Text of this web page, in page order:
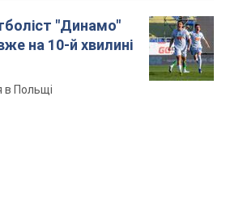
"Динамо"
на 10-й хвилині
в Польщі